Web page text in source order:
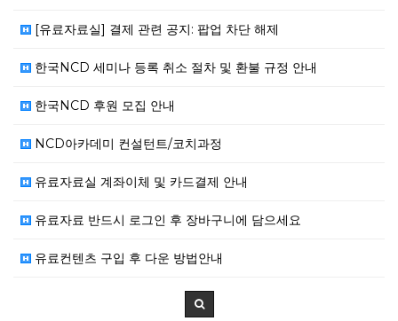
[유료자료실] 결제 관련 공지: 팝업 차단 해제
한국NCD 세미나 등록 취소 절차 및 환불 규정 안내
한국NCD 후원 모집 안내
NCD아카데미 컨설턴트/코치과정
유료자료실 계좌이체 및 카드결제 안내
유료자료 반드시 로그인 후 장바구니에 담으세요
유료컨텐츠 구입 후 다운 방법안내